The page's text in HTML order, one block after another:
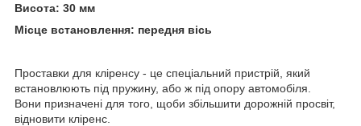
Висота: 30 мм
Місце встановлення: передня вісь
Проставки для кліренсу - це спеціальний пристрій, який
встановлюють під пружину, або ж під опору автомобіля.
Вони призначені для того, щоби збільшити дорожній просвіт,
відновити кліренс.